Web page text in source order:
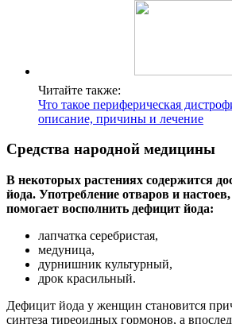
Читайте также:
Что такое периферическая
описание, причины и лечение
Средства народной медицины
В некоторых растениях содержится
йода. Употребление отваров и
помогает восполнить дефицит йода:
лапчатка серебристая,
медуница,
дурнишник культурный,
дрок красильный.
Дефицит йода у женщин становится
синтеза тиреоидных гормонов, а